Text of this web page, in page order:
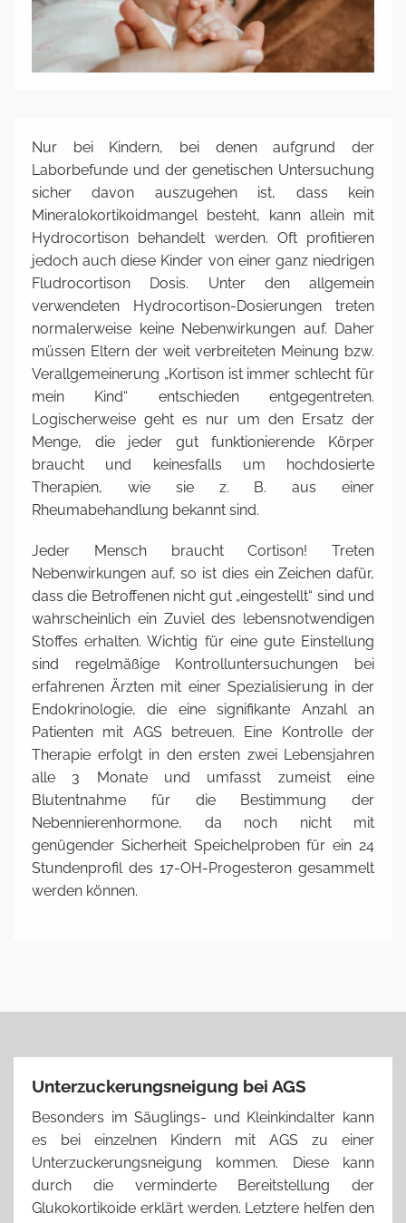
Nur bei Kindern, bei denen aufgrund der
Laborbefunde und der genetischen Untersuchung
sicher davon auszugehen ist, dass kein
Mineralokortikoidmangel besteht, kann allein mit
Hydrocortison behandelt werden. Oft profitieren
jedoch auch diese Kinder von einer ganz niedrigen
Fludrocortison Dosis. Unter den allgemein
verwendeten Hydrocortison-Dosierungen treten
normalerweise keine Nebenwirkungen auf. Daher
müssen Eltern der weit verbreiteten Meinung bzw.
Verallgemeinerung „Kortison ist immer schlecht für
mein Kind“ entschieden entgegentreten.
Logischerweise geht es nur um den Ersatz der
Menge, die jeder gut funktionierende Körper
braucht und keinesfalls um hochdosierte
Therapien, wie sie z. B. aus einer
Rheumabehandlung bekannt sind.
Jeder Mensch braucht Cortison! Treten
Nebenwirkungen auf, so ist dies ein Zeichen dafür,
dass die Betroffenen nicht gut „eingestellt“ sind und
wahrscheinlich ein Zuviel des lebensnotwendigen
Stoffes erhalten. Wichtig für eine gute Einstellung
sind regelmäßige Kontrolluntersuchungen bei
erfahrenen Ärzten mit einer Spezialisierung in der
Endokrinologie, die eine signifikante Anzahl an
Patienten mit AGS betreuen. Eine Kontrolle der
Therapie erfolgt in den ersten zwei Lebensjahren
alle 3 Monate und umfasst zumeist eine
Blutentnahme für die Bestimmung der
Nebennierenhormone, da noch nicht mit
genügender Sicherheit Speichelproben für ein 24
Stundenprofil des 17-OH-Progesteron gesammelt
werden können.
Unterzuckerungsneigung bei AGS
Besonders im Säuglings- und Kleinkindalter kann
es bei einzelnen Kindern mit AGS zu einer
Unterzuckerungsneigung kommen. Diese kann
durch die verminderte Bereitstellung der
Glukokortikoide erklärt werden. Letztere helfen den